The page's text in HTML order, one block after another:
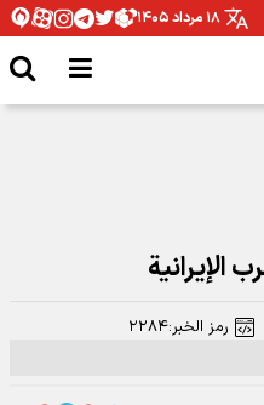
۱۸ مرداد ۱۴۰۵
رمز الخبر:۲۲۸۴